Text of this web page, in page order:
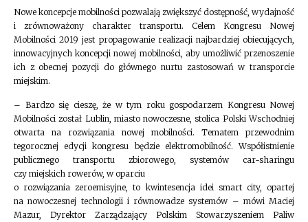
Nowe koncepcje mobilności pozwalają zwiększyć dostępność, wydajność
i zrównoważony charakter transportu. Celem Kongresu Nowej
Mobilności 2019 jest propagowanie realizacji najbardziej obiecujących,
innowacyjnych koncepcji nowej mobilności, aby umożliwić przenoszenie
ich z obecnej pozycji do głównego nurtu zastosowań w transporcie
miejskim.
– Bardzo się cieszę, że w tym roku gospodarzem Kongresu Nowej
Mobilności został Lublin, miasto nowoczesne, stolica Polski Wschodniej
otwarta na rozwiązania nowej mobilności. Tematem przewodnim
tegorocznej edycji kongresu będzie elektromobilność. Współistnienie
publicznego transportu zbiorowego, systemów car-sharingu
czy miejskich rowerów, w oparciu
o rozwiązania zeroemisyjne, to kwintesencja idei smart city, opartej
na nowoczesnej technologii i równowadze systemów – mówi Maciej
Mazur, Dyrektor Zarządzający Polskim Stowarzyszeniem Paliw